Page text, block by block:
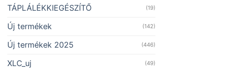
TÁPLÁLÉKKIEGÉSZÍTŐ (19)
Új termékek (142)
Új termékek 2025 (446)
XLC_uj (49)